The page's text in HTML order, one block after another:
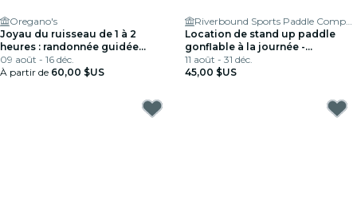
Oregano's
Joyau du ruisseau de 1 à 2
heures : randonnée guidée
privée
09 août - 16 déc.
À partir de 60,00 $US
Riverbound Sports Paddle Company
Location de stand up paddle
gonflable à la journée -
Transport nécessaire
11 août - 31 déc.
45,00 $US